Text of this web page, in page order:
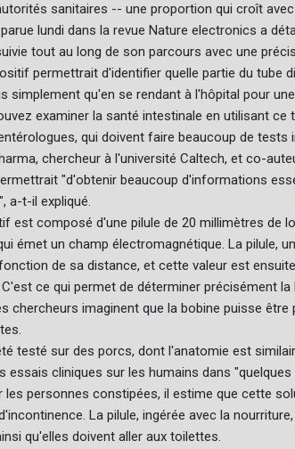
sanitaires -- une proportion qui croît avec
lundi dans la revue Nature electronics a
tout au long de son parcours avec une
permettrait d'identifier quelle partie du tube
simplement qu'en se rendant à l'hôpital pour
examiner la santé intestinale en utilisant
qui doivent faire beaucoup de tests
chercheur à l'université Caltech, et co-
"d'obtenir beaucoup d'informations
a-t-il expliqué.
est composé d'une pilule de 20 millimètres de
émet un champ électromagnétique. La pilule,
de sa distance, et cette valeur est
ce qui permet de déterminer précisément la
chercheurs imaginent que la bobine puisse
testé sur des porcs, dont l'anatomie est
essais cliniques sur les humains dans
les personnes constipées, il estime que cette
La pilule, ingérée avec la
qu'elles doivent aller aux toilettes.